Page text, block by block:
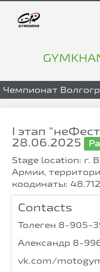
Чемпионат
I этап
28.06.2025
Stage location: г.
Армии,
коодинаты:
Contacts
Толеген 8-905-
Александр 8-
vk.com/